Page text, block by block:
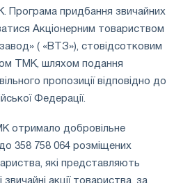
Програма придбання звичайних
Акціонерним товариством
( «ВТЗ»), стовідсотковим
ТМК, шляхом подання
пропозиції відповідно до
Федерації.
отримало добровільне
358 758 064 розміщених
які представляють
акції товариства, за